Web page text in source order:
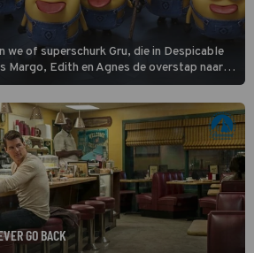
we of superschurk Gru, die in Despicable
Margo, Edith en Agnes de overstap naar
ook op dat pad weet te blijven.
GO BACK